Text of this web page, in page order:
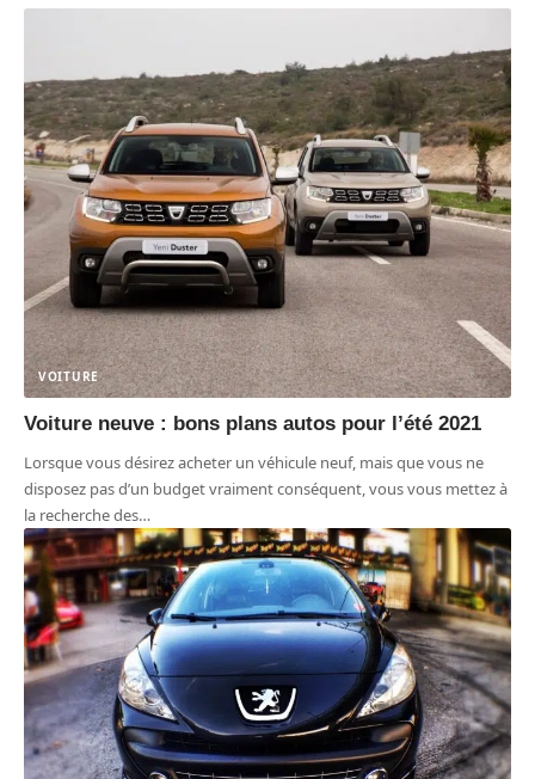
VOITURE
Voiture neuve : bons plans autos pour l’été 2021
Lorsque vous désirez acheter un véhicule neuf, mais que vous ne
disposez pas d’un budget vraiment conséquent, vous vous mettez à
la recherche des…